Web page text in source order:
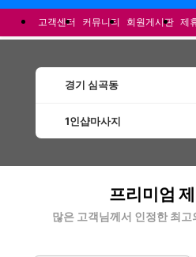
고객센터 커뮤니티 회원게시판 제
경기 심곡동
1인샵마사지
프리미엄
많은 고객님께서 인정한 최